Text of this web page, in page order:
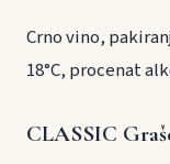
Crno vino,
18°C, procenat
CLASSIC